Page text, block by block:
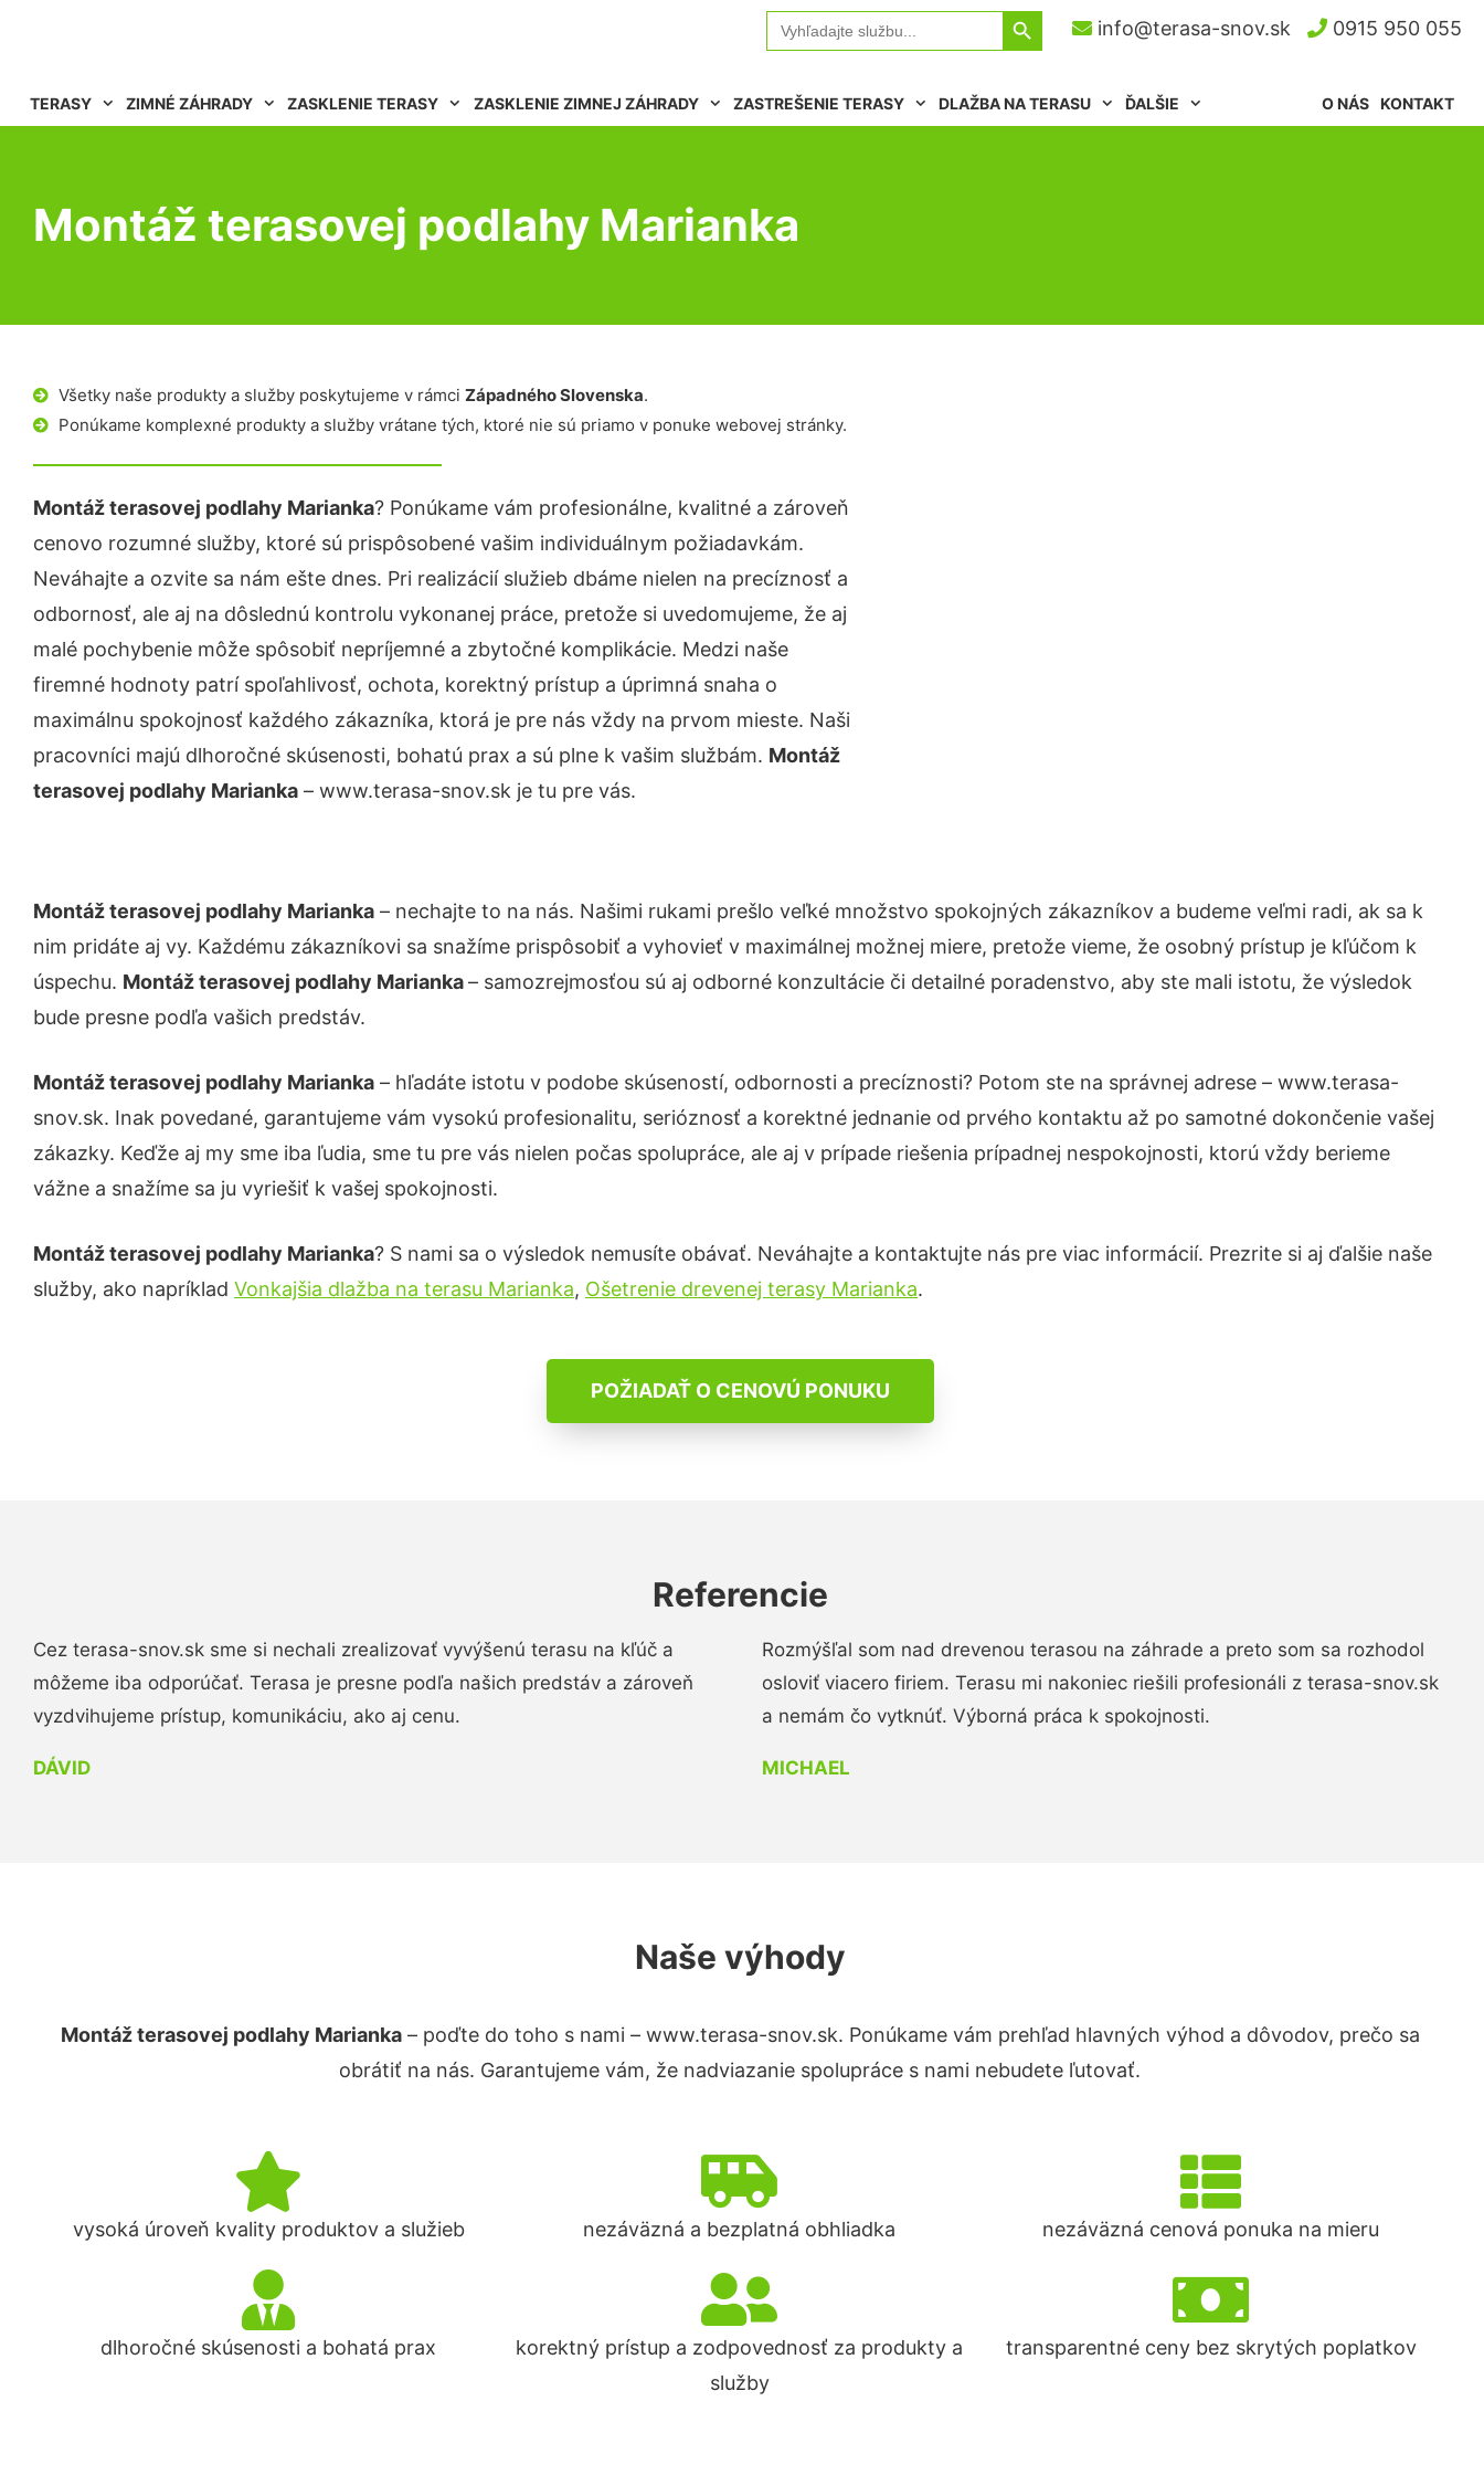
Search
for:
Search Button
info@terasa-snov.sk 0915 950 055
TERASY ZIMNÉ ZÁHRADY ZASKLENIE TERASY ZASKLENIE ZIMNEJ ZÁHRADY ZASTREŠENIE TERASY DLAŽBA NA TERASU ĎALŠIE KONTAKT
O NÁS
Montáž terasovej podlahy Marianka
Všetky naše produkty a služby poskytujeme v rámci Západného Slovenska.
Ponúkame komplexné produkty a služby vrátane tých, ktoré nie sú priamo v ponuke webovej stránky.
Montáž terasovej podlahy Marianka? Ponúkame vám profesionálne, kvalitné a zároveň
cenovo rozumné služby, ktoré sú prispôsobené vašim individuálnym požiadavkám.
Neváhajte a ozvite sa nám ešte dnes. Pri realizácií služieb dbáme nielen na precíznosť a
odbornosť, ale aj na dôslednú kontrolu vykonanej práce, pretože si uvedomujeme, že aj
malé pochybenie môže spôsobiť nepríjemné a zbytočné komplikácie. Medzi naše
firemné hodnoty patrí spoľahlivosť, ochota, korektný prístup a úprimná snaha o
maximálnu spokojnosť každého zákazníka, ktorá je pre nás vždy na prvom mieste. Naši
pracovníci majú dlhoročné skúsenosti, bohatú prax a sú plne k vašim službám. Montáž
terasovej podlahy Marianka – www.terasa-snov.sk je tu pre vás.
Montáž terasovej podlahy Marianka – nechajte to na nás. Našimi rukami prešlo veľké množstvo spokojných zákazníkov a budeme veľmi radi, ak sa k
nim pridáte aj vy. Každému zákazníkovi sa snažíme prispôsobiť a vyhovieť v maximálnej možnej miere, pretože vieme, že osobný prístup je kľúčom k
úspechu. Montáž terasovej podlahy Marianka– samozrejmosťou sú aj odborné konzultácie či detailné poradenstvo, aby ste mali istotu, že výsledok
bude presne podľa vašich predstáv.
Montáž terasovej podlahy Marianka – hľadáte istotu v podobe skúseností, odbornosti a precíznosti? Potom ste na správnej adrese – www.terasa-
snov.sk. Inak povedané, garantujeme vám vysokú profesionalitu, serióznosť a korektné jednanie od prvého kontaktu až po samotné dokončenie vašej
zákazky. Keďže aj my sme iba ľudia, sme tu pre vás nielen počas spolupráce, ale aj v prípade riešenia prípadnej nespokojnosti, ktorú vždy berieme
vážne a snažíme sa ju vyriešiť k vašej spokojnosti.
Montáž terasovej podlahy Marianka? S nami sa o výsledok nemusíte obávať. Neváhajte a kontaktujte nás pre viac informácií. Prezrite si aj ďalšie naše
služby, ako napríklad Vonkajšia dlažba na terasu Marianka, Ošetrenie drevenej terasy Marianka.
POŽIADAŤ O CENOVÚ PONUKU
Referencie
Cez terasa-snov.sk sme si nechali zrealizovať vyvýšenú terasu na kľúč a
môžeme iba odporúčať. Terasa je presne podľa našich predstáv a zároveň
vyzdvihujeme prístup, komunikáciu, ako aj cenu.
DÁVID
Rozmýšľal som nad drevenou terasou na záhrade a preto som sa rozhodol
osloviť viacero firiem. Terasu mi nakoniec riešili profesionáli z terasa-snov.sk
a nemám čo vytknúť. Výborná práca k spokojnosti.
MICHAEL
Naše výhody
Montáž terasovej podlahy Marianka– poďte do toho s nami – www.terasa-snov.sk. Ponúkame vám prehľad hlavných výhod a dôvodov, prečo sa
obrátiť na nás. Garantujeme vám, že nadviazanie spolupráce s nami nebudete ľutovať.
vysoká úroveň kvality produktov a služieb nezáväzná a bezplatná obhliadka nezáväzná cenová ponuka na mieru
dlhoročné skúsenosti a bohatá prax
korektný prístup a zodpovednosť za produkty a
služby
transparentné ceny bez skrytých poplatkov